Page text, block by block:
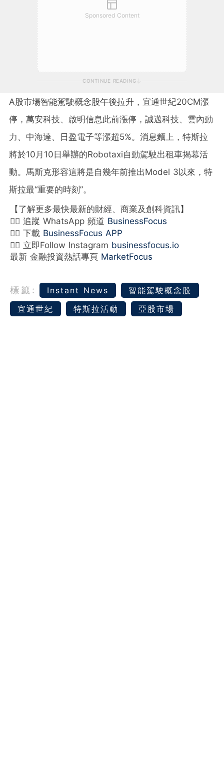
Sponsored Content
CONTINUE READING
A股市場智能駕駛概念股午後拉升，宜通世紀20CM漲
停，萬安科技、啟明信息此前漲停，誠邁科技、雲內動
力、中海達、日盈電子等漲超5%。消息麵上，特斯拉
將於10月10日舉辦的Robotaxi自動駕駛出租車揭幕活
動。馬斯克形容這將是自幾年前推出Model 3以來，特
斯拉最“重要的時刻”。
【了解更多最快最新的財經、商業及創科資訊】
👉🏻 追蹤 WhatsApp 頻道 BusinessFocus
👉🏻 下載 BusinessFocus APP
👉🏻 立即Follow Instagram businessfocus.io
最新 金融投資熱話專頁 MarketFocus
標籤: Instant News
智能駕駛概念股
宜通世紀
特斯拉活動 亞股市場